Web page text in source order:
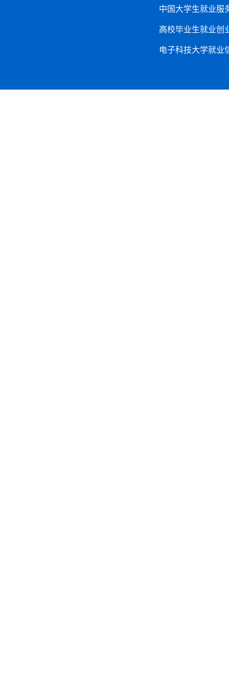
中国大学生就业服
高校毕业生就业创
电子科技大学就业